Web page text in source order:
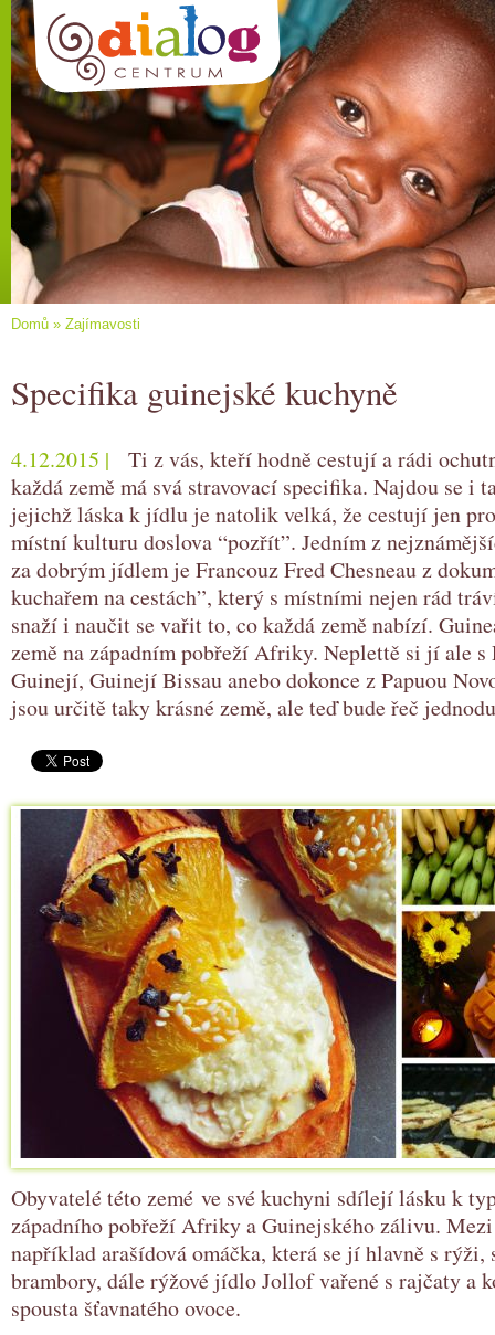
Domů » Zajímavosti
Specifika guinejské kuchyně
4.12.2015 |
Ti z vás, kteří hodně cestují a rádi
každá země má svá stravovací specifika. Najdou se i
jejichž láska k jídlu je natolik velká, že cestují jen
místní kulturu doslova “pozřít”. Jedním z
za dobrým jídlem je Francouz Fred Chesneau z
kuchařem na cestách”, který s místními nejen rád
snaží i naučit se vařit to, co každá země nabízí.
země na západním pobřeží Afriky. Neplettě si jí ale s
Guinejí, Guinejí Bissau anebo dokonce z Papuou
jsou určitě taky krásné země, ale teď bude řeč
Obyvatelé této zemé ve své kuchyni sdílejí lásku k
západního pobřeží Afriky a Guinejského zálivu.
například arašídová omáčka, která se jí hlavně s rýži,
brambory, dále rýžové jídlo Jollof vařené s rajčaty a
spousta šťavnatého ovoce.